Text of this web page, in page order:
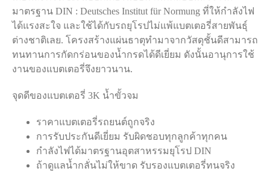
มาตรฐาน DIN : Deutsches Institut für Normung ที่ให้กำลังไฟ
ได้แรงสะใจ และใช้ได้กับรถยุโรปไม่แพ้แบตเตอรี่สายพันธ์ุ
ต่างชาติเลย. โครงสร้างแผ่นธาตุทำมาจากวัสดุชั้นดีสามารถ
ทนทานการกัดกร่อนของน้ำกรดได้ดีเยี่ยม ดังนั้นอานุการใช้
งานของแบตเตอรี่จึงยาวนาน.
จุดดีของแบตเตอรี่ 3K น้ำขั้วจม
ราคาแบตเตอรี่รถยนต์ถูกจริง
การรับประกันดีเยี่ยม รับผิดชอบทุกลูกค้าทุกคน
กำลังไฟได้มาตรฐานอุตสาหรรมยุโรป DIN
ถ้าดูแลน้ำกลั่นไม่ให้ขาด รับรองแบตเตอรี่ทนจริง